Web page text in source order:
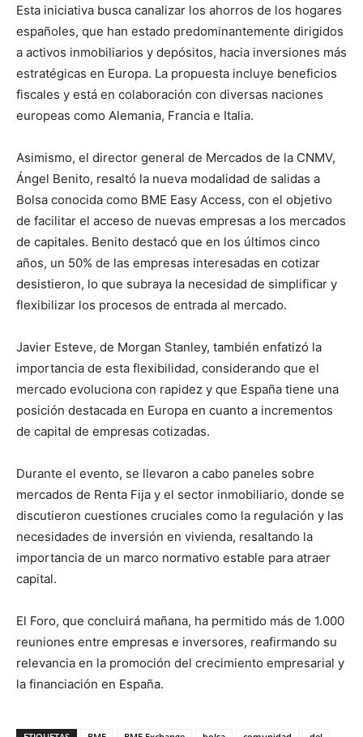
Esta iniciativa busca canalizar los ahorros de los hogares
españoles, que han estado predominantemente dirigidos
a activos inmobiliarios y depósitos, hacia inversiones más
estratégicas en Europa. La propuesta incluye beneficios
fiscales y está en colaboración con diversas naciones
europeas como Alemania, Francia e Italia.
Asimismo, el director general de Mercados de la CNMV,
Ángel Benito, resaltó la nueva modalidad de salidas a
Bolsa conocida como BME Easy Access, con el objetivo
de facilitar el acceso de nuevas empresas a los mercados
de capitales. Benito destacó que en los últimos cinco
años, un 50% de las empresas interesadas en cotizar
desistieron, lo que subraya la necesidad de simplificar y
flexibilizar los procesos de entrada al mercado.
Javier Esteve, de Morgan Stanley, también enfatizó la
importancia de esta flexibilidad, considerando que el
mercado evoluciona con rapidez y que España tiene una
posición destacada en Europa en cuanto a incrementos
de capital de empresas cotizadas.
Durante el evento, se llevaron a cabo paneles sobre
mercados de Renta Fija y el sector inmobiliario, donde se
discutieron cuestiones cruciales como la regulación y las
necesidades de inversión en vivienda, resaltando la
importancia de un marco normativo estable para atraer
capital.
El Foro, que concluirá mañana, ha permitido más de 1.000
reuniones entre empresas e inversores, reafirmando su
relevancia en la promoción del crecimiento empresarial y
la financiación en España.